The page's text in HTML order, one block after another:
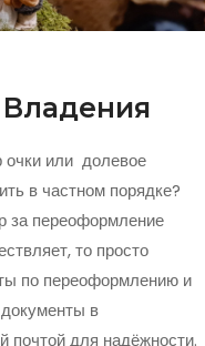
или долевое
в частном порядке?
за переоформление
то просто
по переоформлению и
в
почтой для надёжности.